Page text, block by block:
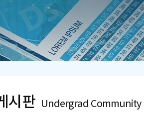
시판 Undergrad Community